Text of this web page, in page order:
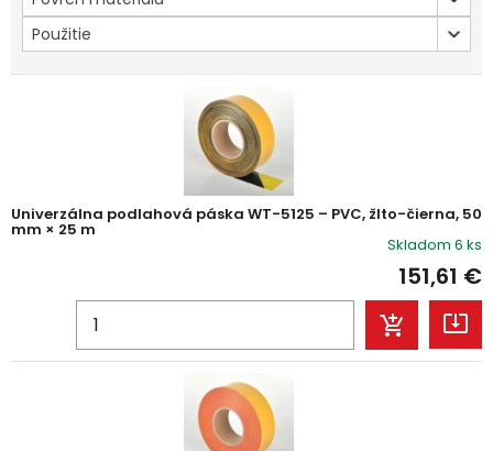
Použitie
Univerzálna podlahová páska WT-5125 – PVC, žlto-čierna, 50
mm × 25 m
Skladom 6 ks
151,61 €